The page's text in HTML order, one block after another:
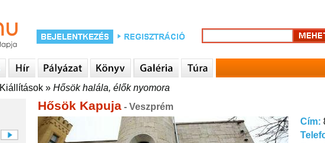
Kiállítások » Hősök halála, élők nyomora
Hősök Kapuja - Veszprém
Cím: